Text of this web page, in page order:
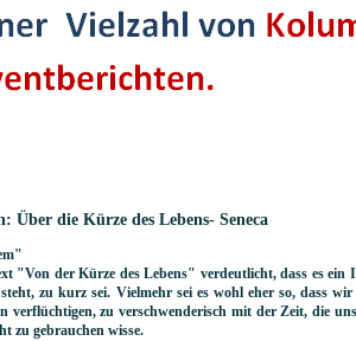
Über die Kürze des Lebens- Seneca
"Von der Kürze des Lebens" verdeutlicht, dass es
zu kurz sei. Vielmehr sei es wohl eher so, dass
verflüchtigen, zu verschwenderisch mit der Zeit, die
zu gebrauchen wisse.